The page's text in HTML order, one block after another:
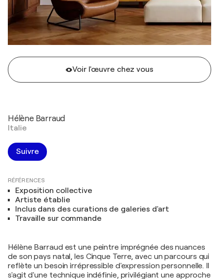
Voir l'œuvre chez vous
Hélène Barraud
Italie
Suivre
RÉFÉRENCES
Exposition collective
Artiste établie
Inclus dans des curations de galeries d'art
Travaille sur commande
Hélène Barraud est une peintre imprégnée des nuances
de son pays natal, les Cinque Terre, avec un parcours qui
reflète un besoin irrépressible d'expression personnelle. Il
s'agit d'une technique indéfinie, privilégiant une approche